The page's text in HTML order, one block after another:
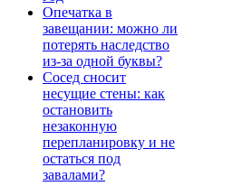
Опечатка в
завещании: можно ли
потерять наследство
из-за одной буквы?
Сосед сносит
несущие стены: как
остановить
незаконную
перепланировку и не
остаться под
завалами?